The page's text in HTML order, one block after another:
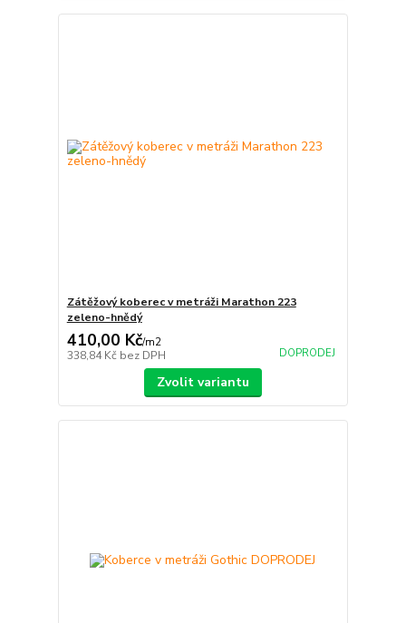
Zátěžový koberec v metráži Marathon 223
zeleno-hnědý
410,00 Kč/m2
338,84 Kč bez DPH DOPRODEJ
Zvolit variantu